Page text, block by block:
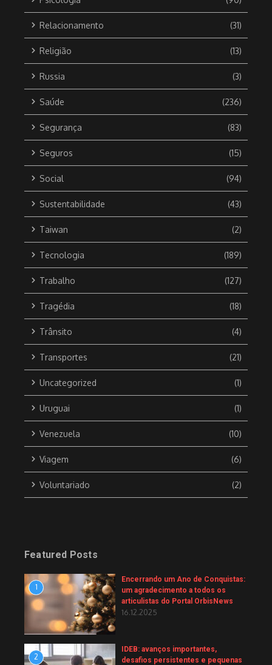
Relacionamento (31)
Religião (13)
Russia (3)
Saúde (236)
Segurança (83)
Seguros (15)
Social (94)
Sustentabilidade (43)
Taiwan (2)
Tecnologia (189)
Trabalho (127)
Tragédia (18)
Trânsito (4)
Transportes (21)
Uncategorized (1)
Uruguai (1)
Venezuela (10)
Viagem (6)
Voluntariado (2)
Featured Posts
1
Encerrando um Ano de Conquistas:
um agradecimento a todos os
articulistas do Portal OrbisNews
16.12.2025
2
IDEB: avanços importantes,
desafios persistentes e pequenas